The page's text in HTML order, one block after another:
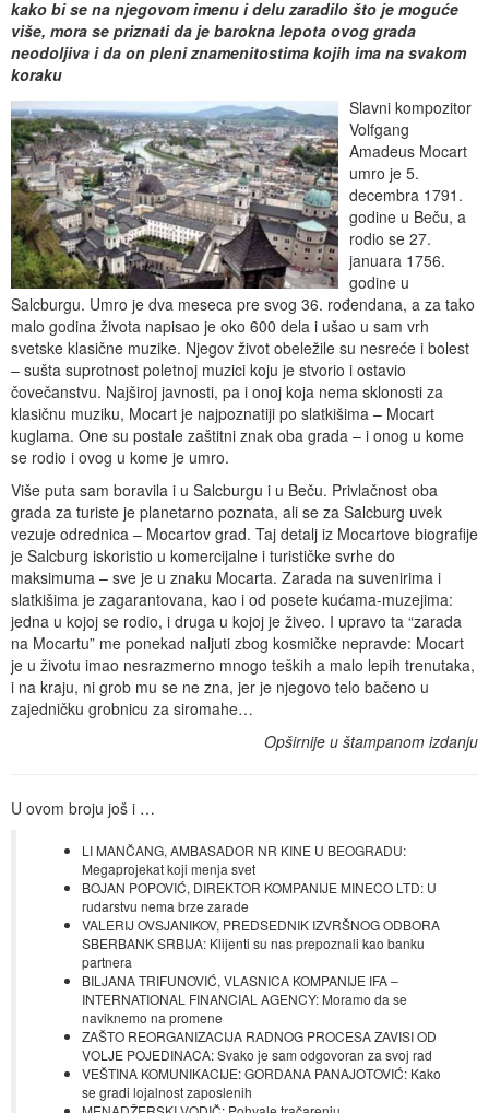
kako bi se na njegovom imenu i delu zaradilo što je moguće
više, mora se priznati da je barokna lepota ovog grada
neodoljiva i da on pleni znamenitostima kojih ima na svakom
koraku
Slavni kompozitor
Volfgang
Amadeus Mocart
umro je 5.
decembra 1791.
godine u Beču, a
rodio se 27.
januara 1756.
godine u
Salcburgu. Umro je dva meseca pre svog 36. rođendana, a za tako
malo godina života napisao je oko 600 dela i ušao u sam vrh
svetske klasične muzike. Njegov život obeležile su nesreće i bolest
– sušta suprotnost poletnoj muzici koju je stvorio i ostavio
čovečanstvu. Najširoj javnosti, pa i onoj koja nema sklonosti za
klasičnu muziku, Mocart je najpoznatiji po slatkišima – Mocart
kuglama. One su postale zaštitni znak oba grada – i onog u kome
se rodio i ovog u kome je umro.
Više puta sam boravila i u Salcburgu i u Beču. Privlačnost oba
grada za turiste je planetarno poznata, ali se za Salcburg uvek
vezuje odrednica – Mocartov grad. Taj detalj iz Mocartove biografije
je Salcburg iskoristio u komercijalne i turističke svrhe do
maksimuma – sve je u znaku Mocarta. Zarada na suvenirima i
slatkišima je zagarantovana, kao i od posete kućama-muzejima:
jedna u kojoj se rodio, i druga u kojoj je živeo. I upravo ta “zarada
na Mocartu” me ponekad naljuti zbog kosmičke nepravde: Mocart
je u životu imao nesrazmerno mnogo teških a malo lepih trenutaka,
i na kraju, ni grob mu se ne zna, jer je njegovo telo bačeno u
zajedničku grobnicu za siromahe…
Opširnije u štampanom izdanju
U ovom broju još i …
LI MANČANG, AMBASADOR NR KINE U BEOGRADU:
Megaprojekat koji menja svet
BOJAN POPOVIĆ, DIREKTOR KOMPANIJE MINECO LTD: U
rudarstvu nema brze zarade
VALERIJ OVSJANIKOV, PREDSEDNIK IZVRŠNOG ODBORA
SBERBANK SRBIJA: Klijenti su nas prepoznali kao banku
partnera
BILJANA TRIFUNOVIĆ, VLASNICA KOMPANIJE IFA –
INTERNATIONAL FINANCIAL AGENCY: Moramo da se
naviknemo na promene
ZAŠTO REORGANIZACIJA RADNOG PROCESA ZAVISI OD
VOLJE POJEDINACA: Svako je sam odgovoran za svoj rad
VEŠTINA KOMUNIKACIJE: GORDANA PANAJOTOVIĆ: Kako
se gradi lojalnost zaposlenih